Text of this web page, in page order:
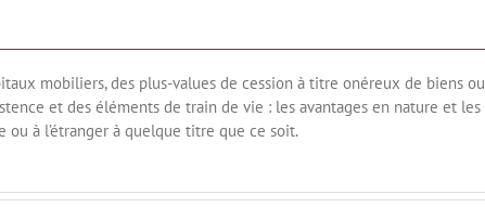
mobiliers, des plus-values de cession à titre onéreux de biens
et des éléments de train de vie : les avantages en nature et
à l’étranger à quelque titre que ce soit.